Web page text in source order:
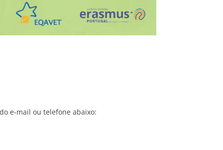
e-mail ou telefone abaixo: